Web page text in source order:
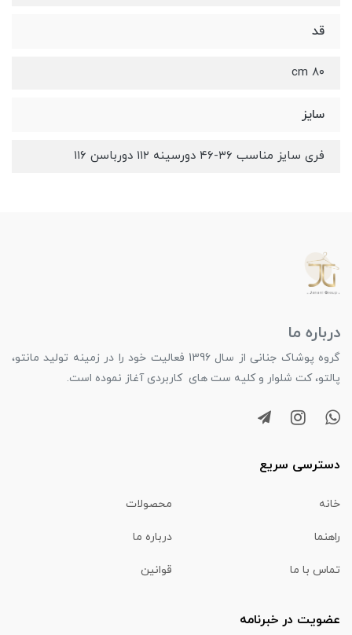
قد
۸۰ cm
سایز
فری سایز مناسب ۳۶-۴۶ دورسینه ۱۱۲ دورباسن ۱۱۶
درباره ما
گروه پوشاک جنانی از سال 1396 فعالیت خود را در زمینه تولید مانتو،
پالتو، کت شلوار و کلیه ست های کاربردی آغاز نموده است.
دسترسی سریع
خانه محصولات
راهنما درباره ما
تماس با ما قوانین
عضویت در خبرنامه